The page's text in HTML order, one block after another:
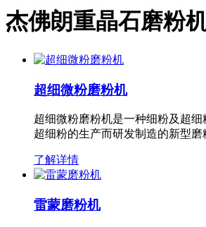
杰佛朗重晶石磨粉
超细微粉磨粉机
超细微粉磨粉机是一种细粉及超
超细粉的生产而研发制造的新型
了解详情
雷蒙磨粉机